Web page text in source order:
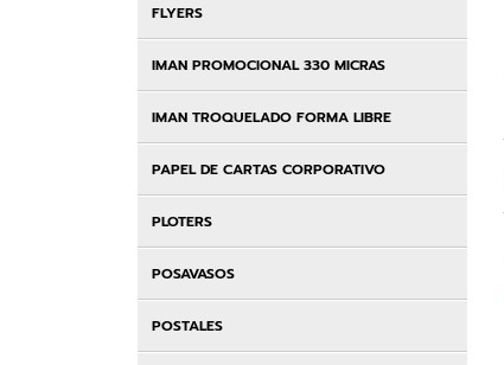
FLYERS
IMAN PROMOCIONAL 330 MICRAS
IMAN TROQUELADO FORMA LIBRE
PAPEL DE CARTAS CORPORATIVO
PLOTERS
POSAVASOS
POSTALES